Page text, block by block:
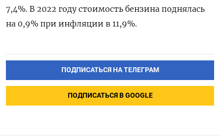
7,4%. В 2022 году стоимость бензина поднялась
на 0,9% при инфляции в 11,9%.
ПОДПИСАТЬСЯ НА ТЕЛЕГРАМ
ПОДПИСАТЬСЯ В GOOGLE